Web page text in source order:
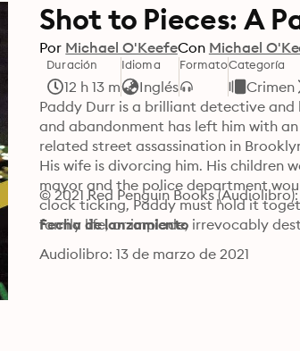
Shot to Pieces: A
Por Michael O'KeefeCon Michael
Duración
12 h 13 m
Idioma
Inglés
FormatoCategoría
Crimen
Paddy Durr is a brilliant detective and
and abandonment has left him with
related street assassination in
His wife is divorcing him. His children
mayor and the police department
clock ticking, Paddy must hold it
family life, or implode, irrevocably
© 2021 Red Penguin Books (Audiolibro):
Fecha de lanzamiento
Audiolibro: 13 de marzo de 2021